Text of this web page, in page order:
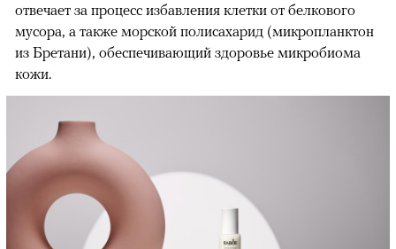
отвечает за процесс избавления клетки от белкового
мусора, а также морской полисахарид (микропланктон
из Бретани), обеспечивающий здоровье микробиома
кожи.